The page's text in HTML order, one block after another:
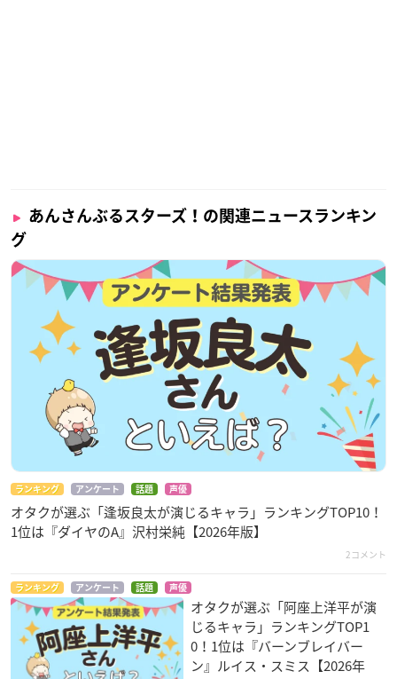
あんさんぶるスターズ！の関連ニュースランキン
グ
ランキング アンケート 話題 声優
オタクが選ぶ「逢坂良太が演じるキャラ」ランキングTOP10！
1位は『ダイヤのA』沢村栄純【2026年版】
2コメント
ランキング アンケート 話題 声優
オタクが選ぶ「阿座上洋平が演
じるキャラ」ランキングTOP1
0！1位は『バーンブレイバー
ン』ルイス・スミス【2026年